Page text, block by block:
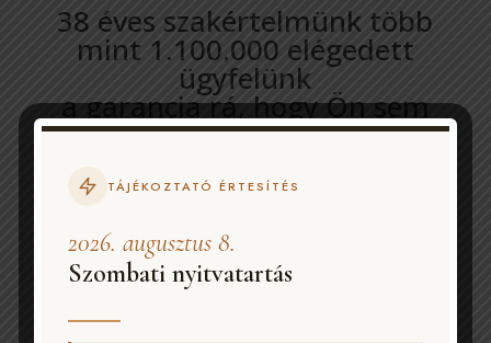
38 éves szakértelmünk több
mint 1.100.000 elégedett
ügyfelünk
a garancia rá, hogy Ön sem
csalódik majd, ha minket
1082 Budapest,
TÁJÉKOZTATÓ ÉRTESÍTÉS
2026. augusztus 8.
Szombati nyitvatartás